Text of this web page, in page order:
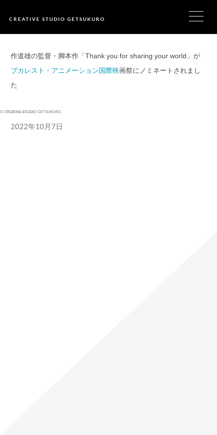
CREATIVE STUDIO GETSUKURO
作道雄の監督・脚本作「Thank you for sharing your world」が
ブカレスト・アニメーション国際映画祭にノミネートされまし
た
2022年10月7日
© CREATIVE STUDIO GETSUKURO.